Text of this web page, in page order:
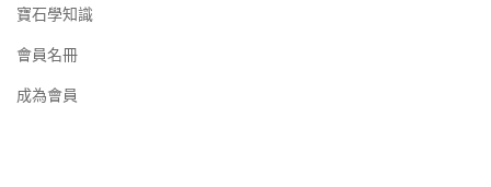
寶石學知識
會員名冊
成為會員